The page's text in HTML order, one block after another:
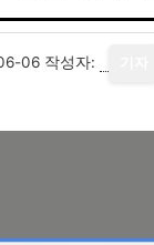
06 작성자: